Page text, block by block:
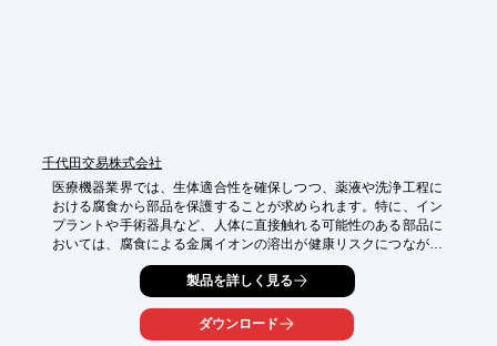
千代田交易株式会社
医療機器業界では、生体適合性を確保しつつ、薬液や洗浄工程に
おける腐食から部品を保護することが求められます。特に、イン
プラントや手術器具など、人体に直接触れる可能性のある部品に
おいては、腐食による金属イオンの溶出が健康リスクにつながる
可能性があります。『SilcoTekコーティング』は、熱CVD処理に
より、金属表面に優れた耐腐食性を付与し、1～2.4μm程度の膜
をピンホールやムラなく成膜できます。これにより、部品の耐久
性向上と、生体適合性を両立させることが期待できます。
製品を詳しく見る
ダウンロード